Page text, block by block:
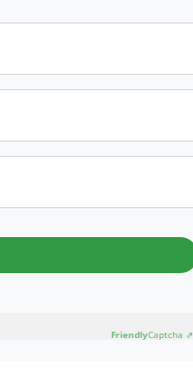
FriendlyCaptcha ⇗